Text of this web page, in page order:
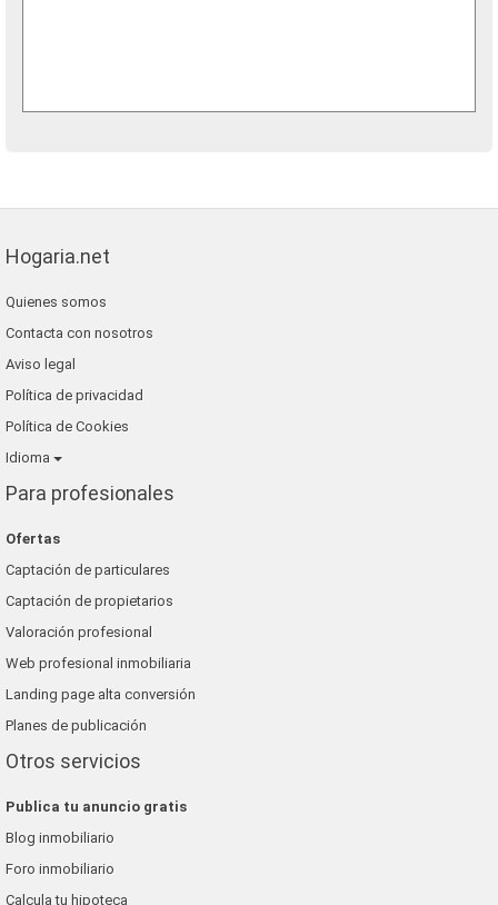
Hogaria.net
Quienes somos
Contacta con nosotros
Aviso legal
Política de privacidad
Política de Cookies
Idioma
Para profesionales
Ofertas
Captación de particulares
Captación de propietarios
Valoración profesional
Web profesional inmobiliaria
Landing page alta conversión
Planes de publicación
Otros servicios
Publica tu anuncio gratis
Blog inmobiliario
Foro inmobiliario
Calcula tu hipoteca